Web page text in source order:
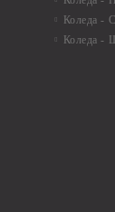
Коледа -
Коледа -